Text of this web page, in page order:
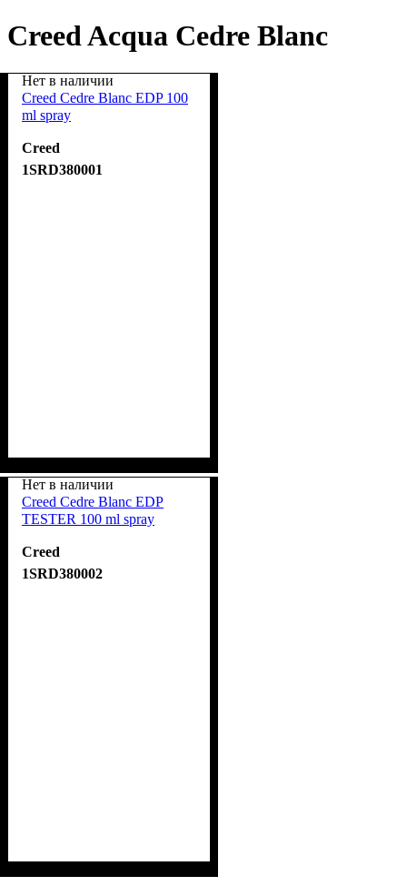
Creed Acqua Cedre Blanc
Нет в наличии
Creed Cedre Blanc EDP 100
ml spray
Creed
1SRD380001
Нет в наличии
Creed Cedre Blanc EDP
TESTER 100 ml spray
Creed
1SRD380002